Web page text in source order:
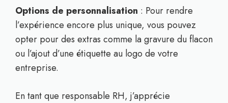
Options de personnalisation : Pour rendre
l’expérience encore plus unique, vous pouvez
opter pour des extras comme la gravure du flacon
ou l’ajout d’une étiquette au logo de votre
entreprise.
En tant que responsable RH, j’apprécie